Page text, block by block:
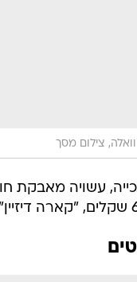
צילום מסך
עשויה מאבקת